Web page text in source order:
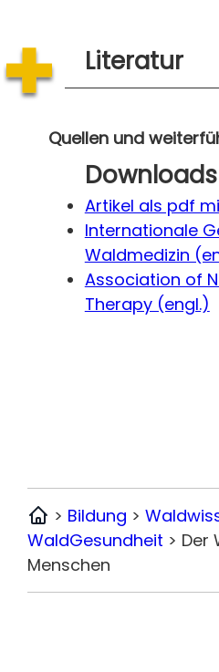
Literatur
Quellen und
Artikel als pdf
Internationale
Waldmedizin
Association of
Therapy (engl.)
Home
> Bildung >
WaldGesundheit > Der
Menschen